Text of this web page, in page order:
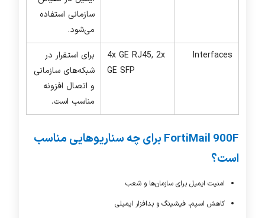
سازمانی استفاده
می‌شود.
Interfaces
4x GE RJ45, 2x
GE SFP
برای استقرار در
شبکه‌های سازمانی
و اتصال افزونه
مناسب است.
FortiMail 900F برای چه سناریوهایی مناسب
است؟
امنیت ایمیل برای سازمان‌ها و شعب
کاهش اسپم، فیشینگ و بدافزار ایمیلی